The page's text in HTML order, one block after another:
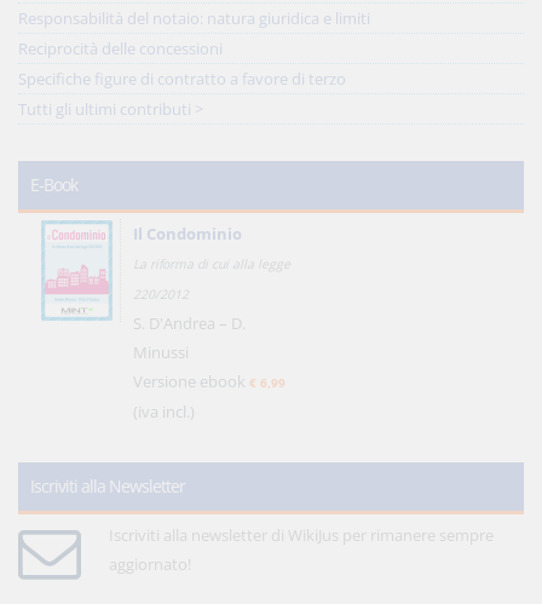
Responsabilità del notaio: natura giuridica e limiti
Reciprocità delle concessioni
Specifiche figure di contratto a favore di terzo
Tutti gli ultimi contributi >
E-Book
Il Condominio
La riforma di cui alla legge
220/2012
S. D'Andrea – D.
Minussi
Versione ebook € 6,99
(iva incl.)
Iscriviti alla Newsletter
Iscriviti alla newsletter di WikiJus per rimanere sempre
aggiornato!